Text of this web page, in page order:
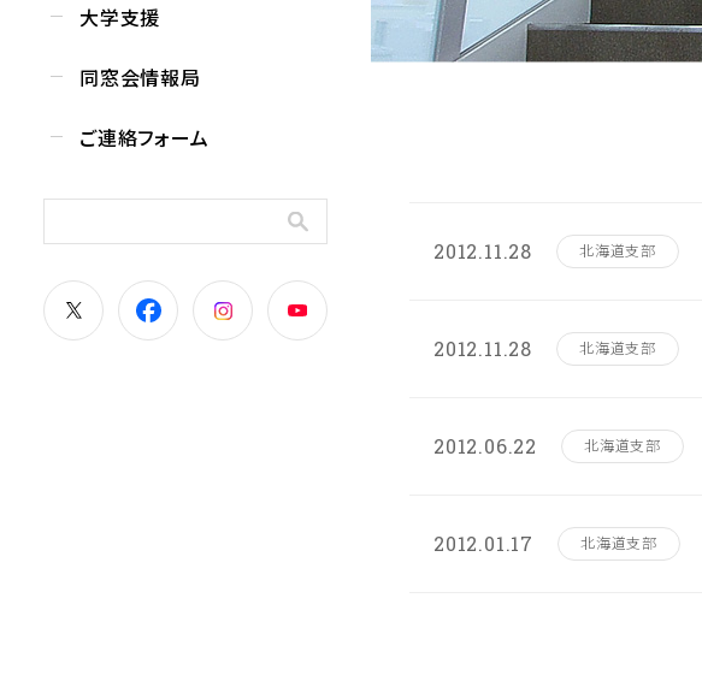
大学支援
同窓会情報局
ご連絡フォーム
2012.11.28 北海道支部
2012.11.28 北海道支部
2012.06.22 北海道支部
2012.01.17 北海道支部